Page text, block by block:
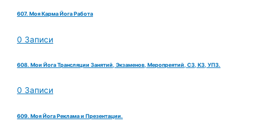
607. Моя Карма Йога Работа
0 Записи
608. Мои Йога Трансляции Занятий, Экзаменов, Меропреятий, СЗ, КЗ, УПЗ.
0 Записи
609. Моя Йога Реклама и Презентации.